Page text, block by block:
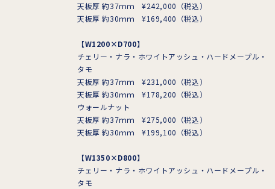
天板厚 約37ｍｍ ¥242,000（税込）
天板厚 約30ｍｍ ¥169,400（税込）
【W1200×D700】
チェリー・ナラ・ホワイトアッシュ・ハードメープル・
タモ
天板厚 約37ｍｍ ¥231,000（税込）
天板厚 約30ｍｍ ¥178,200（税込）
ウォールナット
天板厚 約37ｍｍ ¥275,000（税込）
天板厚 約30ｍｍ ¥199,100（税込）
【W1350×D800】
チェリー・ナラ・ホワイトアッシュ・ハードメープル・
タモ